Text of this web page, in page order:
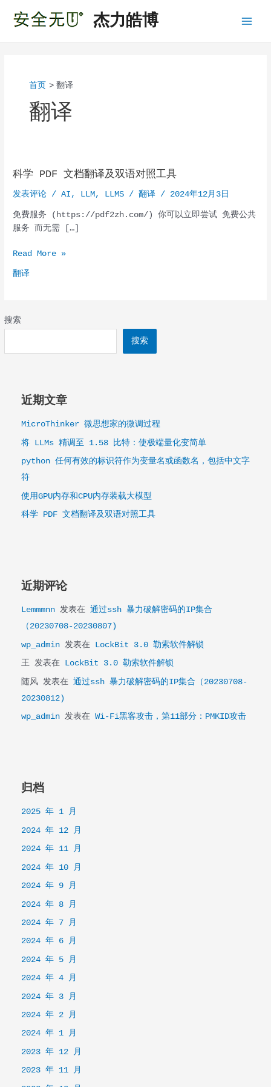
杰力皓博
搜索
搜索
近期文章
MicroThinker 微思想家的微调过程
将 LLMs 精调至 1.58 比特：使极端量化变简单
python 任何有效的标识符作为变量名或函数名，包括中文字
符
使用GPU内存和CPU内存装载大模型
科学 PDF 文档翻译及双语对照工具
近期评论
Lemmmnn发表在 通过ssh 暴力破解密码的IP集合
（20230708-20230807)
wp_admin发表在 LockBit 3.0 勒索软件解锁
王发表在 LockBit 3.0 勒索软件解锁
随风发表在 通过ssh 暴力破解密码的IP集合（20230708-
20230812)
wp_admin发表在 Wi-Fi黑客攻击，第11部分：PMKID攻击
归档
2025 年 1 月
2024 年 12 月
2024 年 11 月
2024 年 10 月
2024 年 9 月
2024 年 8 月
2024 年 7 月
2024 年 6 月
2024 年 5 月
2024 年 4 月
2024 年 3 月
2024 年 2 月
2024 年 1 月
2023 年 12 月
2023 年 11 月
首页 翻译
翻译
科学 PDF 文档翻译及双语对照工具
发表评论 /AI , LLM, LLMS /翻译 / 2024年12月3日
免费服务 (https://pdf2zh.com/) 你可以立即尝试 免费公共
服务 而无需 […]
科
学
PDF
翻
Read More »
翻译